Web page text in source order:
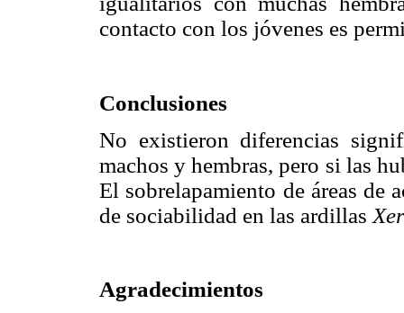
contacto con los jóvenes es
Conclusiones
No existieron diferencias
machos y hembras, pero si las
El sobrelapamiento de áreas de
de sociabilidad en las ardillas
Agradecimientos